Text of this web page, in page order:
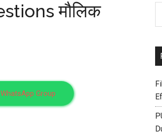
मौलिक
Group